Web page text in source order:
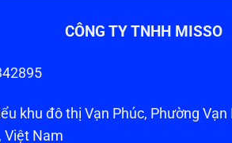
CÔNG TY TNHH MISSO
khu đô thị Vạn Phúc, Phường
Việt Nam